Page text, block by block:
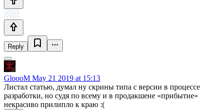
Reply
GloooM May 21 2019 at 15:13
Листал статью, думал ну скрины типа с версии в процессе
разработки, но судя по всему и в продакшене «прибытие»
некрасиво прилипло к краю :(